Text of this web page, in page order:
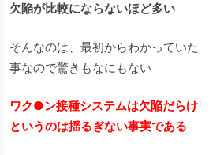
欠陥が比較にならないほど多い
そんなのは、最初からわかっていた
事なので驚きもなにもない
ワク●ン接種システムは欠陥だらけ
というのは揺るぎない事実である